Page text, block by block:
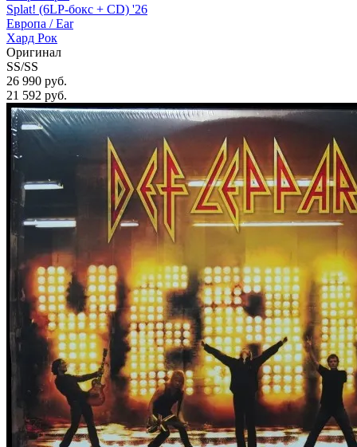
Splat! (6LP-бокс + CD) '26
Европа /Ear
Хард Рок
Оригинал
SS/SS
26 990 руб.
21 592 руб.